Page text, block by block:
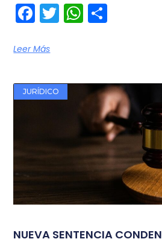
Facebook
Twitter
Leer Más
JURÍDICO
NUEVA SENTENCIA